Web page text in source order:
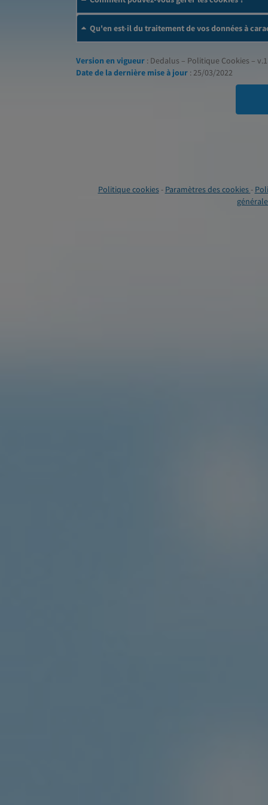
Qu'en est-il du traitement de vos données à
Version en vigueur : Dedalus – Politique Cookies –
Date de la dernière mise à jour : 25/03/2022
Politique cookies- Paramètres des cookies-